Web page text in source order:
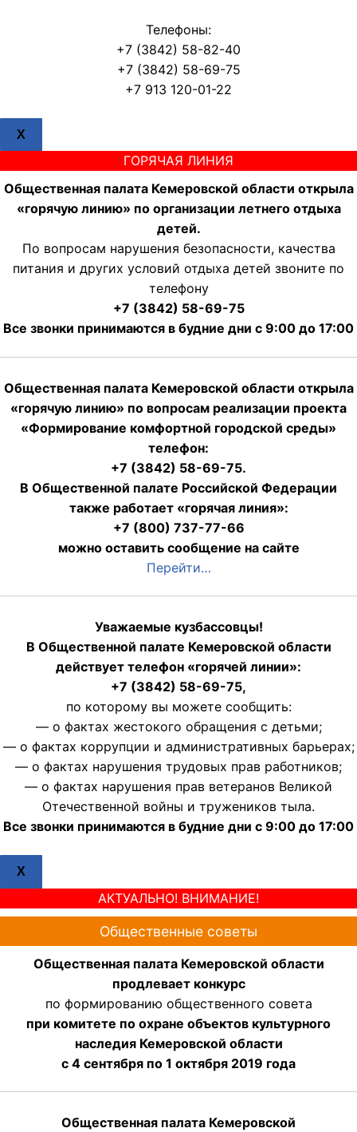
Телефоны:
+7 (3842) 58-82-40
+7 (3842) 58-69-75
+7 913 120-01-22
X
ГОРЯЧАЯ ЛИНИЯ
Общественная палата Кемеровской области открыла
«горячую линию» по организации летнего отдыха
детей.
По вопросам нарушения безопасности, качества
питания и других условий отдыха детей звоните по
телефону
+7 (3842) 58-69-75
Все звонки принимаются в будние дни с 9:00 до 17:00
Общественная палата Кемеровской области открыла
«горячую линию» по вопросам реализации проекта
«Формирование комфортной городской среды»
телефон:
+7 (3842) 58-69-75.
В Общественной палате Российской Федерации
также работает «горячая линия»:
+7 (800) 737-77-66
можно оставить сообщение на сайте
Перейти…
Уважаемые кузбассовцы!
В Общественной палате Кемеровской области
действует телефон «горячей линии»:
+7 (3842) 58-69-75,
по которому вы можете сообщить:
— о фактах жестокого обращения с детьми;
— о фактах коррупции и административных барьерах;
— о фактах нарушения трудовых прав работников;
— о фактах нарушения прав ветеранов Великой
Отечественной войны и тружеников тыла.
Все звонки принимаются в будние дни с 9:00 до 17:00
X
АКТУАЛЬНО! ВНИМАНИЕ!
Общественные советы
Общественная палата Кемеровской области
продлевает конкурс
по формированию общественного совета
при комитете по охране объектов культурного
наследия Кемеровской области
с 4 сентября по 1 октября 2019 года
Общественная палата Кемеровской